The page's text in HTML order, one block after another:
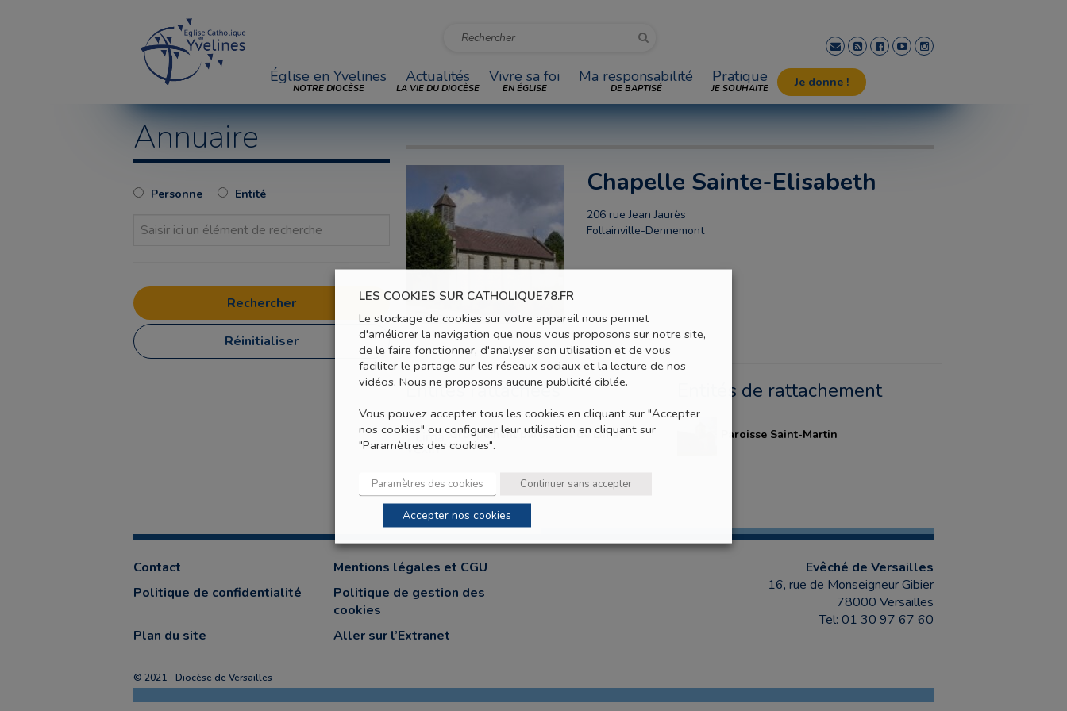
Église en Yvelines
NOTRE DIOCÈSE
Actualités
LA VIE DU DIOCÈSE
Vivre sa foi
EN ÉGLISE
Ma responsabilité
DE BAPTISÉ
Pratique
JE SOUHAITE Je donne !
Annuaire
Personne Entité
Réinitialiser
Chapelle Sainte-Elisabeth
206 rue Jean Jaurès
Follainville-Dennemont
Entités rattachées
Groupement paroissial de Limay -
Vexin
Entités de rattachement
Paroisse Saint-Martin
Contact
Mentions légales et CGU
Politique de confidentialité
Politique de gestion des
cookies
Plan du site
Aller sur l’Extranet
Evêché de Versailles
16, rue de Monseigneur Gibier
78000 Versailles
Tel: 01 30 97 67 60
© 2021 - Diocèse de Versailles
LES COOKIES SUR CATHOLIQUE78.FR
Le stockage de cookies sur votre appareil nous permet
d'améliorer la navigation que nous vous proposons sur notre site,
de le faire fonctionner, d'analyser son utilisation et de vous
faciliter le partage sur les réseaux sociaux et la lecture de nos
vidéos. Nous ne proposons aucune publicité ciblée.
Vous pouvez accepter tous les cookies en cliquant sur "Accepter
nos cookies" ou configurer leur utilisation en cliquant sur
"Paramètres des cookies".
Paramètres des cookies Continuer sans accepter
Accepter nos cookies